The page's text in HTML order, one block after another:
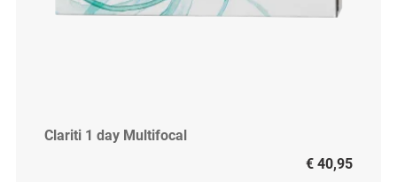
Clariti 1 day Multifocal
€ 40,95